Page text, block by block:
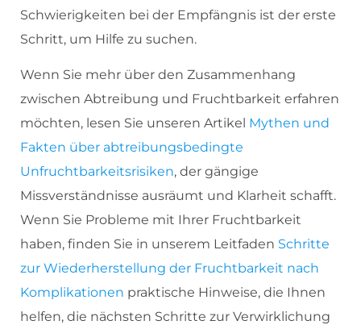
Schwierigkeiten bei der Empfängnis ist der erste
Schritt, um Hilfe zu suchen.
Wenn Sie mehr über den Zusammenhang
zwischen Abtreibung und Fruchtbarkeit erfahren
möchten, lesen Sie unseren Artikel Mythen und
Fakten über abtreibungsbedingte
Unfruchtbarkeitsrisiken, der gängige
Missverständnisse ausräumt und Klarheit schafft.
Wenn Sie Probleme mit Ihrer Fruchtbarkeit
haben, finden Sie in unserem Leitfaden Schritte
zur Wiederherstellung der Fruchtbarkeit nach
Komplikationen praktische Hinweise, die Ihnen
helfen, die nächsten Schritte zur Verwirklichung